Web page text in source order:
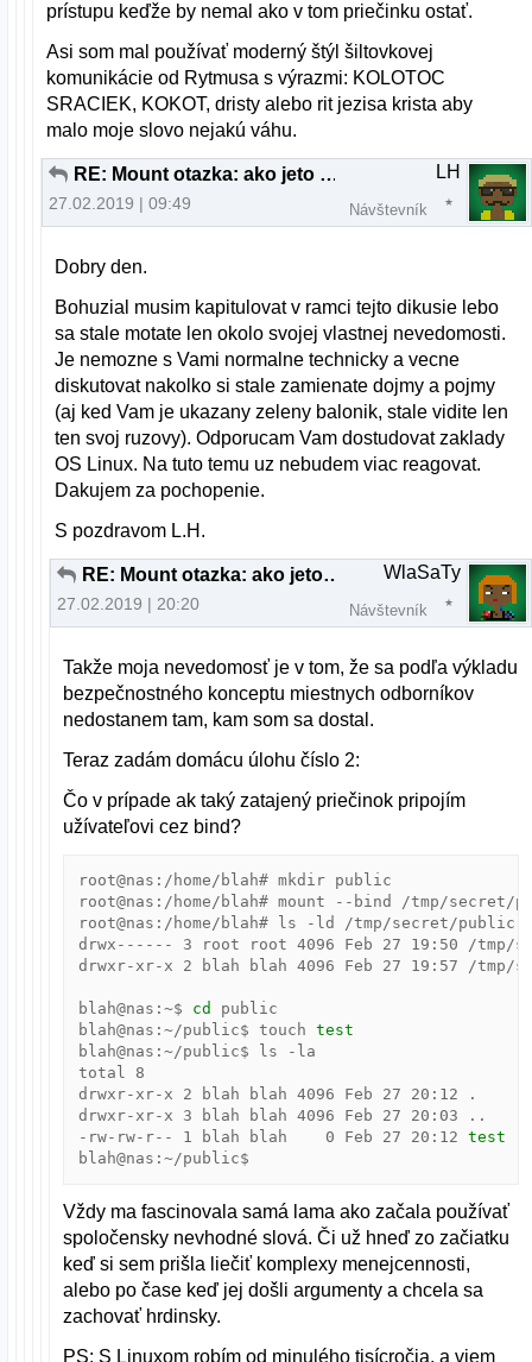
prístupu keďže by nemal ako v tom priečinku ostať.
Asi som mal používať moderný štýl šiltovkovej
komunikácie od Rytmusa s výrazmi: KOLOTOC
SRACIEK, KOKOT, dristy alebo rit jezisa krista aby
malo moje slovo nejakú váhu.
RE: Mount otazka: ako jeto mozne?
27.02.2019 | 09:49
LH
Návštevník
Dobry den.
Bohuzial musim kapitulovat v ramci tejto dikusie lebo
sa stale motate len okolo svojej vlastnej nevedomosti.
Je nemozne s Vami normalne technicky a vecne
diskutovat nakolko si stale zamienate dojmy a pojmy
(aj ked Vam je ukazany zeleny balonik, stale vidite len
ten svoj ruzovy). Odporucam Vam dostudovat zaklady
OS Linux. Na tuto temu uz nebudem viac reagovat.
Dakujem za pochopenie.
S pozdravom L.H.
RE: Mount otazka: ako jeto mozne?
27.02.2019 | 20:20
WlaSaTy
Návštevník
Takže moja nevedomosť je v tom, že sa podľa výkladu
bezpečnostného konceptu miestnych odborníkov
nedostanem tam, kam som sa dostal.
Teraz zadám domácu úlohu číslo 2:
Čo v prípade ak taký zatajený priečinok pripojím
užívateľovi cez bind?
root@nas:/home/blah# mkdir public
root@nas:/home/blah# mount --bind /tmp/secret/
root@nas:/home/blah# ls -ld /tmp/secret/public
drwx------ 3 root root 4096 Feb 27 19 :50 /tmp/
drwxr-xr-x 2 blah blah 4096 Feb 27 19 :57 /tmp/
blah@nas:~$ cd
public
blah@nas:~/public$ touch test
blah@nas:~/public$ ls -la
total 8
drwxr-xr-x 2 blah blah 4096 Feb 27 20 :12 .
drwxr-xr-x 3 blah blah 4096 Feb 27 20 :03 ..
-rw-rw-r-- 1 blah blah 0 Feb 27 20 :12 test
Vždy ma fascinovala samá lama ako začala používať
spoločensky nevhodné slová. Či už hneď zo začiatku
keď si sem prišla liečiť komplexy menejcennosti,
alebo po čase keď jej došli argumenty a chcela sa
zachovať hrdinsky.
PS: S Linuxom robím od minulého tisícročia, a viem